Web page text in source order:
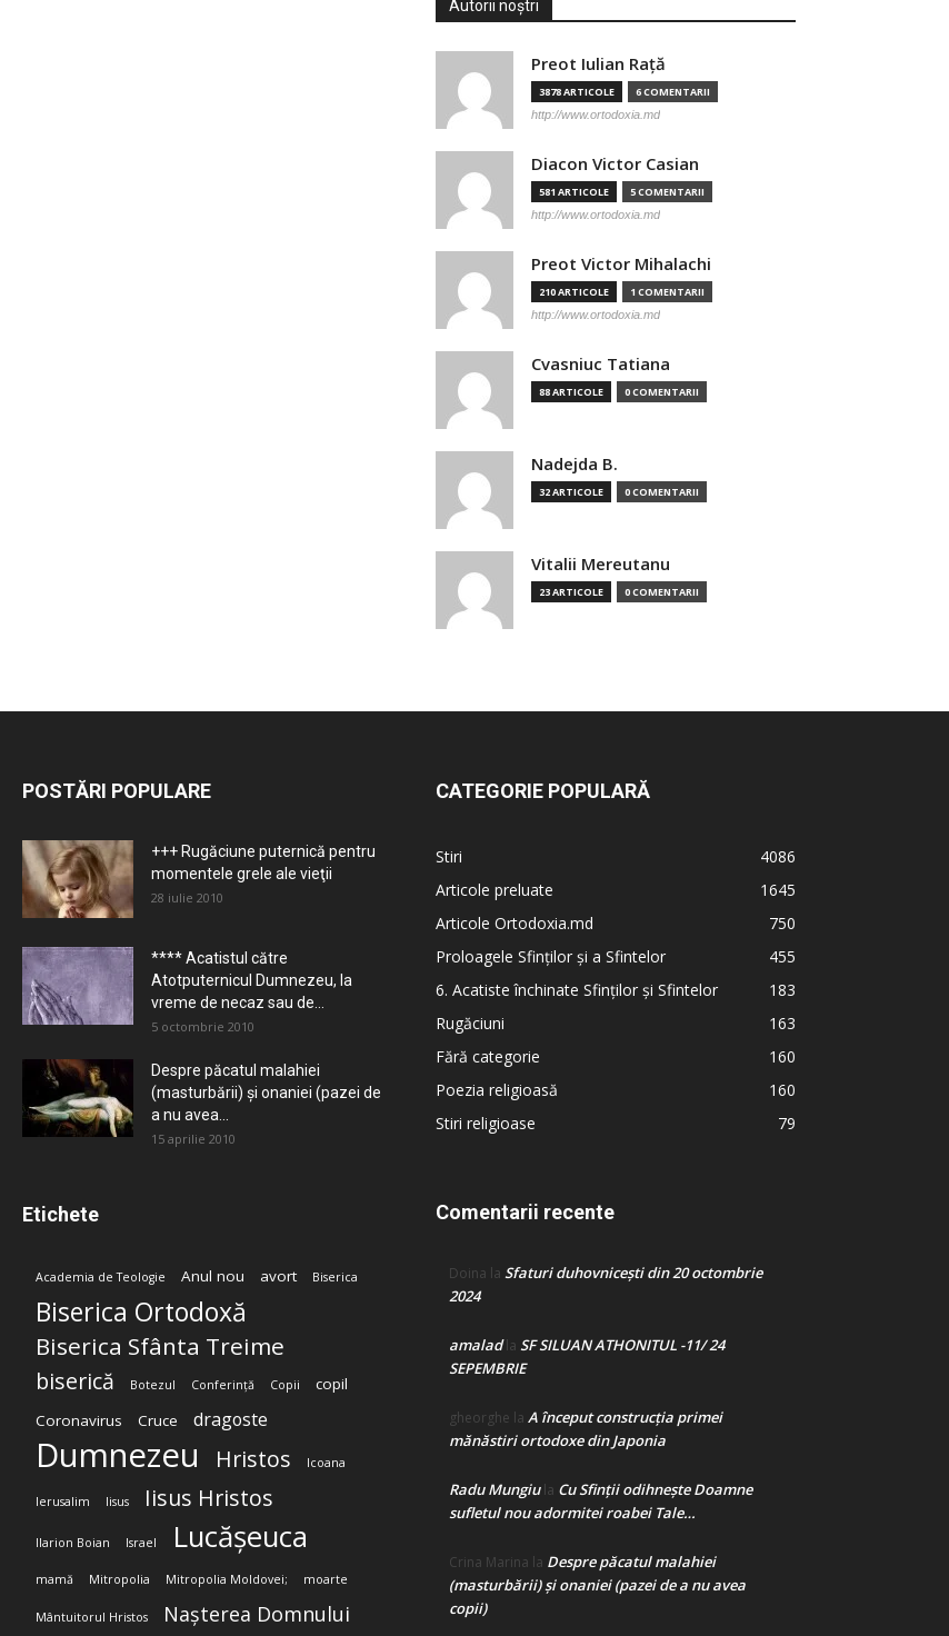
Autorii noștri
Preot Iulian Raţă
3878 ARTICOLE 6 COMENTARII
http://www.ortodoxia.md
Diacon Victor Casian
581 ARTICOLE 5 COMENTARII
http://www.ortodoxia.md
Preot Victor Mihalachi
210 ARTICOLE 1 COMENTARII
http://www.ortodoxia.md
Cvasniuc Tatiana
88 ARTICOLE 0 COMENTARII
Nadejda B.
32 ARTICOLE 0 COMENTARII
Vitalii Mereutanu
23 ARTICOLE 0 COMENTARII
POSTĂRI POPULARE
+++ Rugăciune puternică pentru
momentele grele ale vieţii
28 iulie 2010
**** Acatistul către
Atotputernicul Dumnezeu, la
vreme de necaz sau de...
5 octombrie 2010
Despre păcatul malahiei
(masturbării) şi onaniei (pazei de
a nu avea...
15 aprilie 2010
Etichete
Academia de Teologie Anul nou avort Biserica
Biserica Ortodoxă
Biserica Sfânta Treime
biserică Botezul Conferință Copii
copil
Coronavirus
Cruce dragoste
Dumnezeu Hristos Icoana
Ierusalim Iisus Iisus Hristos
Ilarion Boian Israel Lucășeuca
mamă Mitropolia Mitropolia Moldovei; moarte
Mântuitorul Hristos Nașterea Domnului
CATEGORIE POPULARĂ
Stiri
4086
Articole preluate
1645
Articole Ortodoxia.md
750
Proloagele Sfinților și a Sfintelor
455
6. Acatiste închinate Sfinților și Sfintelor
183
Rugăciuni
163
Fără categorie
160
Poezia religioasă
160
Stiri religioase
79
Comentarii recente
Doina la Sfaturi duhovnicești din 20 octombrie
2024
amaladla SF SILUAN ATHONITUL -11/ 24
SEPEMBRIE
gheorghe la A început construcţia primei
mănăstiri ortodoxe din Japonia
Radu Mungiula Cu Sfinții odihnește Doamne
sufletul nou adormitei roabei Tale…
Crina Marina la Despre păcatul malahiei
(masturbării) şi onaniei (pazei de a nu avea
copii)